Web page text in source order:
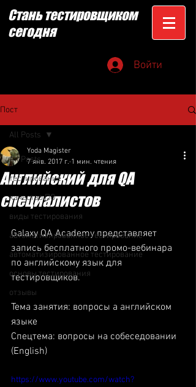
Стань тестировщиком
сегодня
Войти
Пост
All Posts
тестирование
качество ПО
виды тестирования
автоматизированное тестирвоание
автоматизированное тестирование
основы тестирования
отзывы
All Posts
Английский для QA
специалистов
Yoda Magister
7 янв. 2017 г. 1 мин. чтения
Galaxy QA Academy представляет
запись бесплатного промо-вебинара
по английскому язык для
тестировщиков.
Тема занятия: вопросы а английском
языке
Спецтема: вопросы на собеседовании
(English)
https://www.youtube.com/watch?